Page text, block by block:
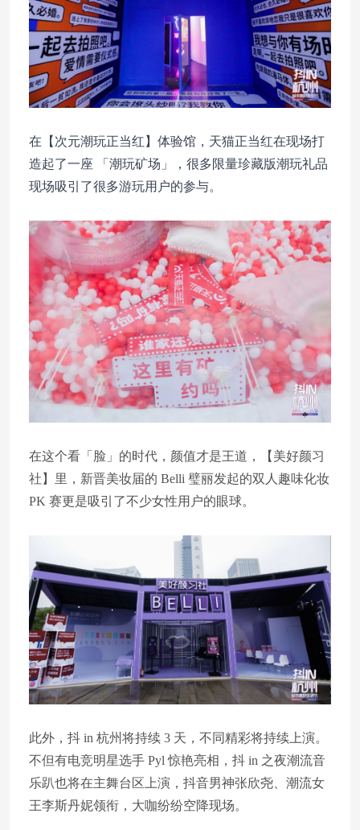
在【次元潮玩正当红】体验馆，天猫正当红在现场打
造起了一座 「潮玩矿场」，很多限量珍藏版潮玩礼品
现场吸引了很多游玩用户的参与。
在这个看「脸」的时代，颜值才是王道，【美好颜习
社】里，新晋美妆届的 Belli 璧丽发起的双人趣味化妆
PK 赛更是吸引了不少女性用户的眼球。
此外，抖 in 杭州将持续 3 天，不同精彩将持续上演。
不但有电竞明星选手 Pyl 惊艳亮相，抖 in 之夜潮流音
乐趴也将在主舞台区上演，抖音男神张欣尧、潮流女
王李斯丹妮领衔，大咖纷纷空降现场。